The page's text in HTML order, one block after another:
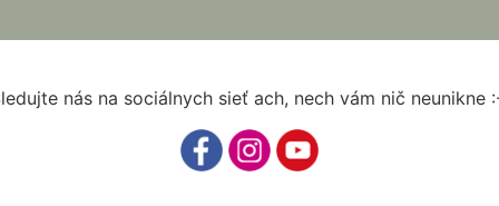
nás na sociálnych sieť ach, nech vám nič neunikne